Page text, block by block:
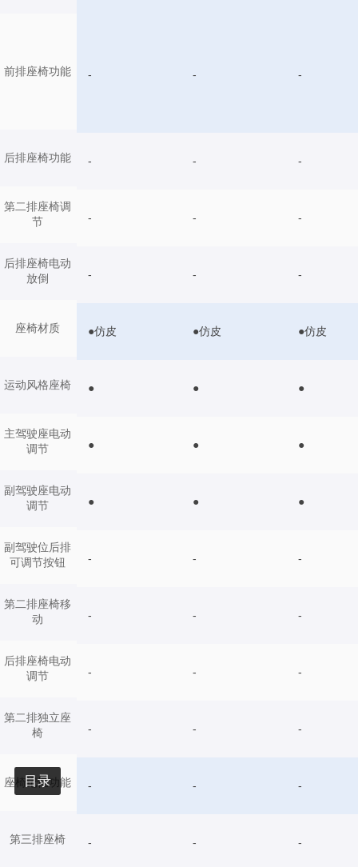
前排座椅功能
后排座椅功能
第二排座椅调
节
后排座椅电动
放倒
座椅材质
运动风格座椅
主驾驶座电动
调节
副驾驶座电动
调节
副驾驶位后排
可调节按钮
第二排座椅移
动
后排座椅电动
调节
第二排独立座
椅
座椅记忆功能
第三排座椅
- - -
- - -
- - -
- - -
●仿皮 ●仿皮 ●仿皮
● ● ●
● ● ●
● ● ●
- - -
- - -
- - -
- - -
- - -
- - -
目录